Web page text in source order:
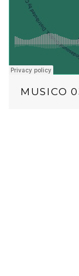
MUSICO